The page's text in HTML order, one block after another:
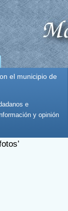
el municipio de
e
y opinión